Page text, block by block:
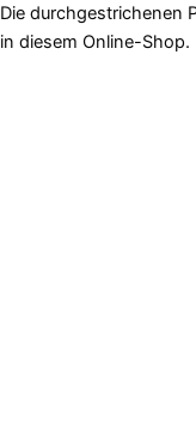
Die durchgestrichenen
in diesem Online-Shop.